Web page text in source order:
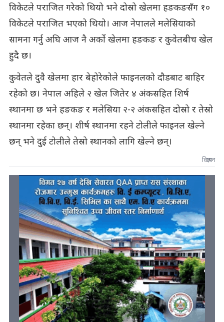
विकेटले पराजित गरेको थियो भने दोस्रो खेलमा हङकङसँग १०
विकेटले पराजित भएको थियो। आज नेपालले मलेसियाको
सामना गर्नु अघि आज नै अर्को खेलमा हङकङ र कुवेतबीच खेल
हुदै छ।
कुवेतले दुवै खेलमा हार बेहोरेकोले फाइनलको दौडबाट बाहिर
रहेको छ। नेपाल अहिले २ खेल जितेर ४ अंकसहित शिर्ष
स्थानमा छ भने हङकङ र मलेसिया २-२ अंकसहित दोस्रो र तेस्रो
स्थानमा रहेका छन्। शीर्ष स्थानमा रहने टोलीले फाइनल खेल्ने
छन् भने दुई टोलीले तेस्रो स्थानको लागि खेल्ने छन्।
विज्ञापन